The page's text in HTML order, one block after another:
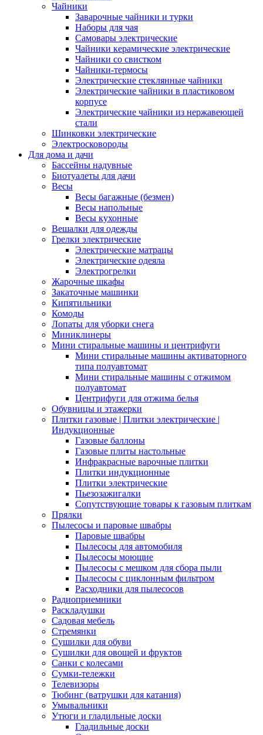
Чайники
Заварочные чайники и турки
Наборы для чая
Самовары электрические
Чайники керамические электрические
Чайники со свистком
Чайники-термосы
Электрические стеклянные чайники
Электрические чайники в пластиковом
корпусе
Электрические чайники из нержавеющей
стали
Шинковки электрические
Электросковороды
Для дома и дачи
Бассейны надувные
Биотуалеты для дачи
Весы
Весы багажные (безмен)
Весы напольные
Весы кухонные
Вешалки для одежды
Грелки электрические
Электрические матрацы
Электрические одеяла
Электрогрелки
Жарочные шкафы
Закаточные машинки
Кипятильники
Комоды
Лопаты для уборки снега
Миниклинеры
Мини стиральные машины и центрифуги
Мини стиральные машины активаторного
типа полуавтомат
Мини стиральные машины с отжимом
полуавтомат
Центрифуги для отжима белья
Обувницы и этажерки
Плитки газовые | Плитки электрические |
Индукционные
Газовые баллоны
Газовые плиты настольные
Инфракрасные варочные плитки
Плитки индукционные
Плитки электрические
Пьезозажигалки
Сопутствующие товары к газовым плиткам
Прялки
Пылесосы и паровые швабры
Паровые швабры
Пылесосы для автомобиля
Пылесосы моющие
Пылесосы с мешком для сбора пыли
Пылесосы с циклонным фильтром
Расходники для пылесосов
Радиоприемники
Раскладушки
Садовая мебель
Стремянки
Сушилки для обуви
Сушилки для овощей и фруктов
Санки с колесами
Сумки-тележки
Телевизоры
Тюбинг (ватрушки для катания)
Умывальники
Утюги и гладильные доски
Гладильные доски